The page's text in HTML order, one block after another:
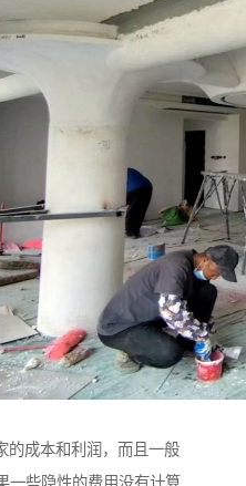
的成本和利润，而且一般